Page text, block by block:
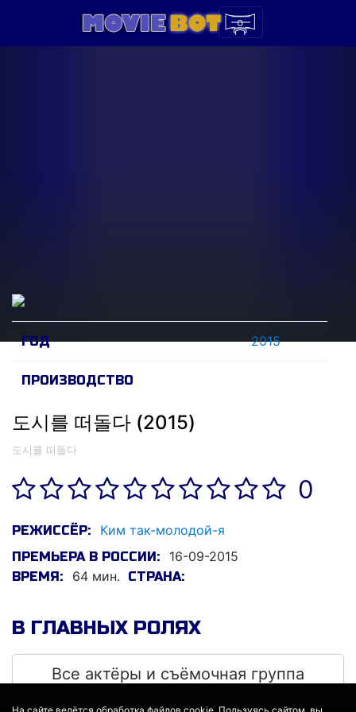
ГОД 2015
ПРОИЗВОДСТВО
도시를 떠돌다 (2015)
도시를 떠돌다
0
РЕЖИССЁР: Ким так-молодой-я
ПРЕМЬЕРА В РОССИИ: 16-09-2015
ВРЕМЯ: 64 мин. СТРАНА:
В ГЛАВНЫХ РОЛЯХ
Все актёры и съёмочная группа